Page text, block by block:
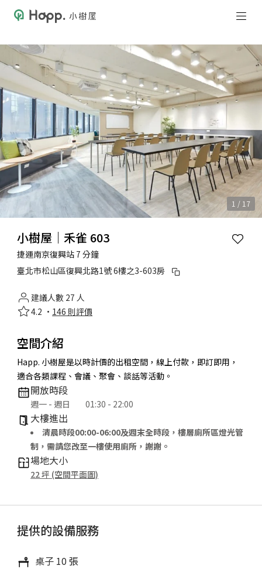
1 / 17
小樹屋｜禾雀 603
捷運南京復興站 7 分鐘
臺北市松山區復興北路1號 6樓之3-603房
建議人數 27 人
4.2 · 146 則評價
空間介紹
Happ. 小樹屋是以時計價的出租空間，線上付款，即訂即用，
適合各類課程、會議、聚會、談話等活動。
開放時段
週一 - 週日 01:30 - 22:00
大樓進出
清晨時段00:00-06:00及週末全時段，樓層廁所區燈光管
制，需請您改至一樓使用廁所，謝謝。
場地大小
22 坪 (空間平面圖)
提供的設備服務
桌子 10 張